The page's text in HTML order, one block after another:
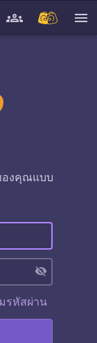
menu
องคุณแบบ
visibility_off
รหัสผ่าน